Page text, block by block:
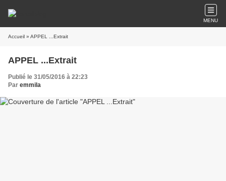
MENU
Accueil » APPEL ...Extrait
APPEL ...Extrait
Publié le 31/05/2016 à 22:23
Par emmila